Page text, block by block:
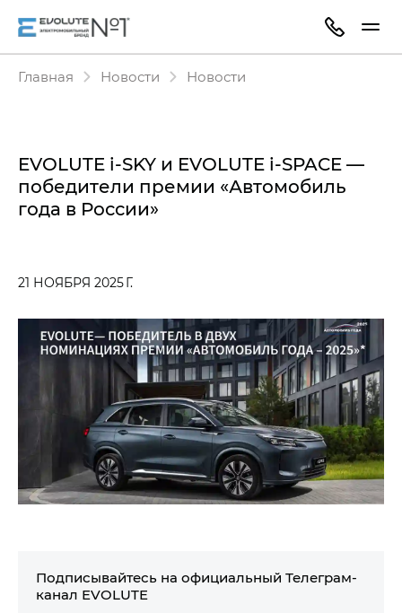
Главная Новости Новости
EVOLUTE i‑SKY и EVOLUTE i‑SPACE —
победители премии «Автомобиль
года в России»
21 НОЯБРЯ 2025 Г.
Подписывайтесь на официальный Телеграм-
канал EVOLUTE